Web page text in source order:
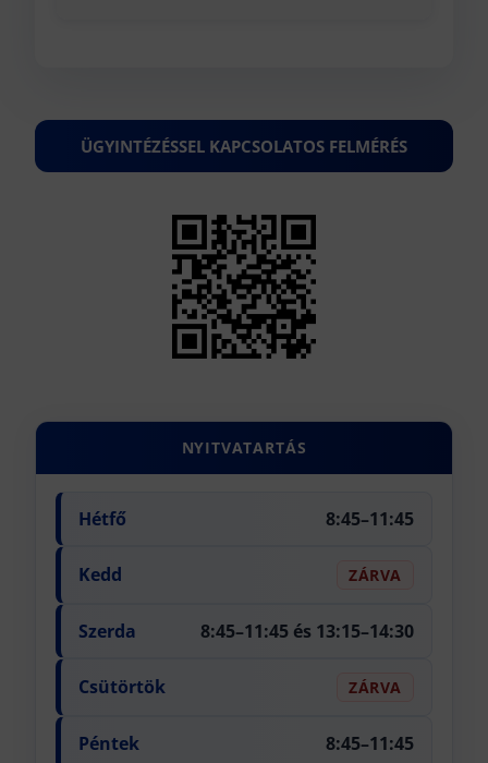
ÜGYINTÉZÉSSEL KAPCSOLATOS FELMÉRÉS
NYITVATARTÁS
Hétfő 8:45–11:45
Kedd ZÁRVA
Szerda 8:45–11:45 és 13:15–14:30
Csütörtök ZÁRVA
Péntek 8:45–11:45